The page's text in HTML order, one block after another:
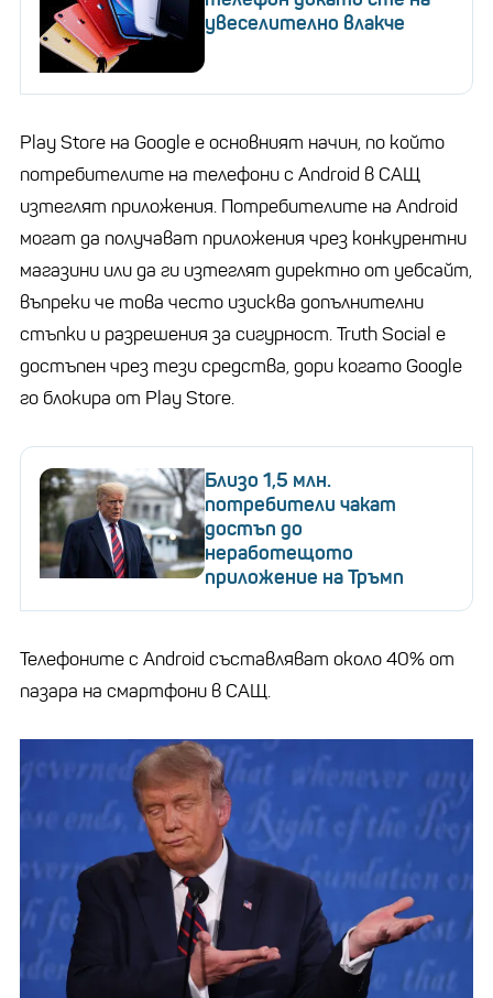
увеселително влакче
Play Store на Google е основният начин, по който
потребителите на телефони с Android в САЩ
изтеглят приложения. Потребителите на Android
могат да получават приложения чрез конкурентни
магазини или да ги изтеглят директно от уебсайт,
въпреки че това често изисква допълнителни
стъпки и разрешения за сигурност. Truth Social е
достъпен чрез тези средства, дори когато Google
го блокира от Play Store.
Близо 1,5 млн.
потребители чакат
достъп до
неработещото
приложение на Тръмп
Телефоните с Android съставляват около 40% от
пазара на смартфони в САЩ.